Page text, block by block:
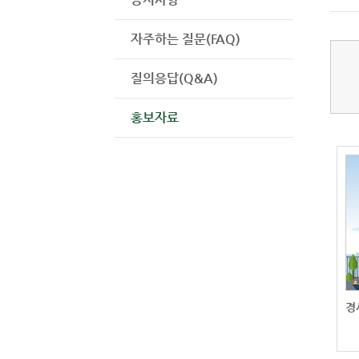
자주하는 질문(FAQ)
질의응답(Q&A)
홍보자료
경